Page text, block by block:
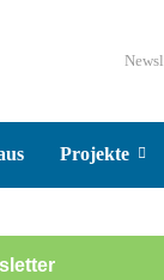
Projekte